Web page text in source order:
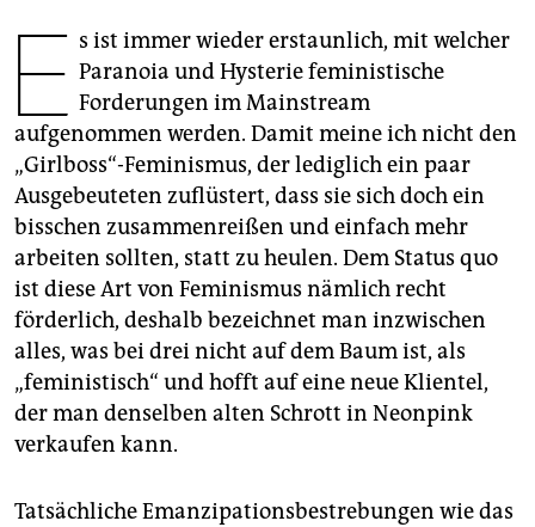
genossenschaft
epaper login
E s ist immer wieder erstaunlich, mit welcher
Paranoia und Hysterie feministische
Forderungen im Mainstream
aufgenommen werden. Damit meine ich nicht den
„Girlboss“-Feminismus, der lediglich ein paar
Ausgebeuteten zuflüstert, dass sie sich doch ein
bisschen zusammenreißen und einfach mehr
arbeiten sollten, statt zu heulen. Dem Status quo
ist diese Art von Feminismus nämlich recht
förderlich, deshalb bezeichnet man inzwischen
alles, was bei drei nicht auf dem Baum ist, als
„feministisch“ und hofft auf eine neue Klientel,
der man denselben alten Schrott in Neonpink
verkaufen kann.
Tatsächliche Emanzipationsbestrebungen wie das